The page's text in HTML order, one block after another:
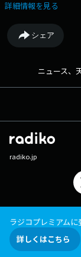
詳細情報を見る
シェア
ニュース、
radiko.jp
ラジコプレミアム
詳しくはこちら